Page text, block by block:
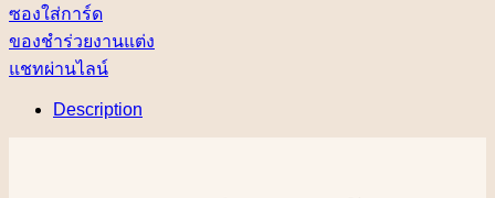
ซองใส่การ์ด
ของชำร่วยงานแต่ง
แชทผ่านไลน์
Description